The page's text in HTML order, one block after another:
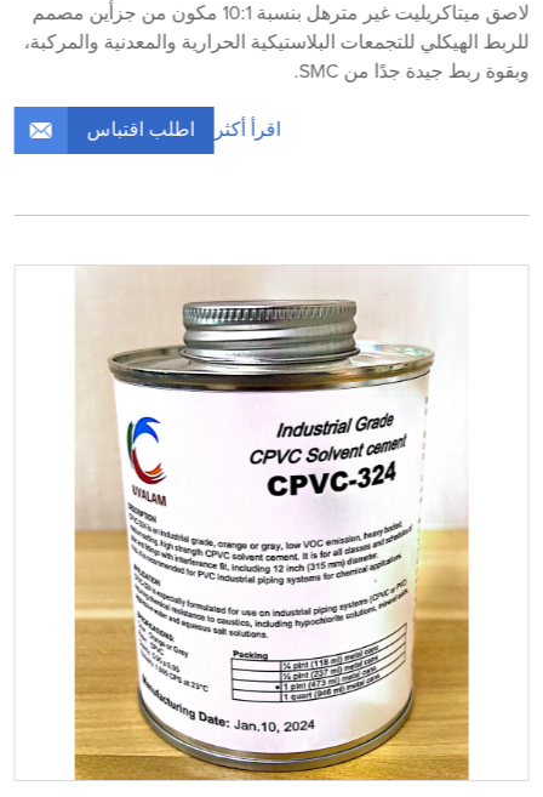
لاصق ميتاكريليت غير مترهل بنسبة 10:1 مكون من جزأين مصمم
للربط الهيكلي للتجمعات البلاستيكية الحرارية والمعدنية والمركبة،
وبقوة ربط جيدة جدًا من SMC.
اقرأ أكثر اطلب اقتباس